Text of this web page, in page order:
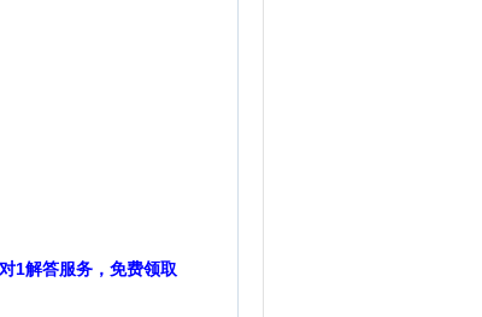
1解答服务，免费领取